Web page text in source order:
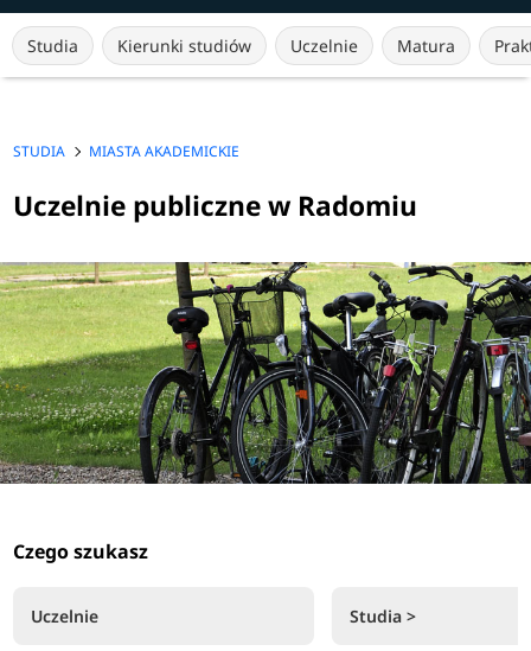
Studia Kierunki studiów Uczelnie Matura
STUDIA MIASTA AKADEMICKIE
Uczelnie publiczne w Radomiu
Czego szukasz
Uczelnie Studia >